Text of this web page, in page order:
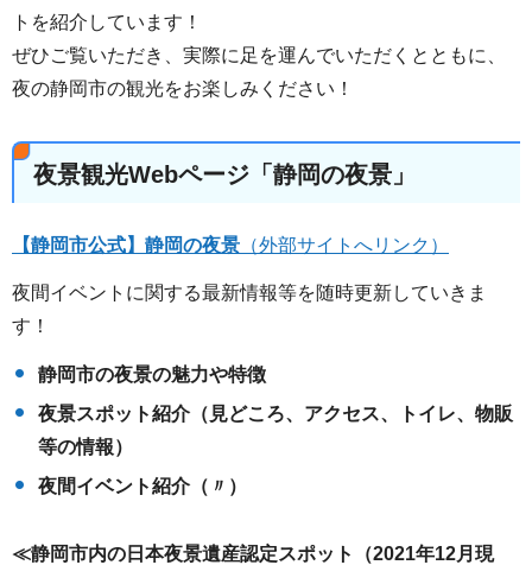
トを紹介しています！
ぜひご覧いただき、実際に足を運んでいただくとともに、
夜の静岡市の観光をお楽しみください！
夜景観光Webページ「静岡の夜景」
【静岡市公式】静岡の夜景 （外部サイトへリンク）
夜間イベントに関する最新情報等を随時更新していきま
す！
静岡市の夜景の魅力や特徴
夜景スポット紹介（見どころ、アクセス、トイレ、物販
等の情報）
夜間イベント紹介（〃）
≪静岡市内の日本夜景遺産認定スポット（2021年12月現